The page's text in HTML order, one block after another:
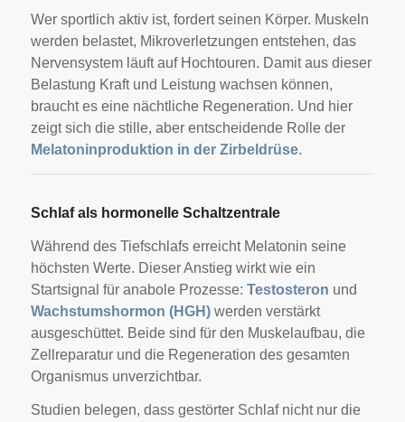
Wer sportlich aktiv ist, fordert seinen Körper. Muskeln
werden belastet, Mikroverletzungen entstehen, das
Nervensystem läuft auf Hochtouren. Damit aus dieser
Belastung Kraft und Leistung wachsen können,
braucht es eine nächtliche Regeneration. Und hier
zeigt sich die stille, aber entscheidende Rolle der
Melatoninproduktion in der Zirbeldrüse.
Schlaf als hormonelle Schaltzentrale
Während des Tiefschlafs erreicht Melatonin seine
höchsten Werte. Dieser Anstieg wirkt wie ein
Startsignal für anabole Prozesse: Testosteron und
Wachstumshormon (HGH)werden verstärkt
ausgeschüttet. Beide sind für den Muskelaufbau, die
Zellreparatur und die Regeneration des gesamten
Organismus unverzichtbar.
Studien belegen, dass gestörter Schlaf nicht nur die